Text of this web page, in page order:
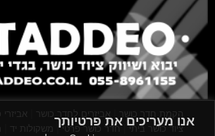
אנו מעריכים את פרטיותך
הקמת חדר כושר אביזרים לחדר כושר אביזרי
ציוד כושר ביתי|חדר כושר פרטי| משקולות יד